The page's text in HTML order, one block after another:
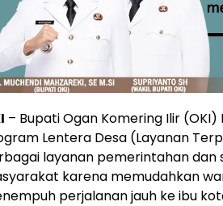
– Bupati Ogan Komering Ilir
Lentera Desa (Layanan
layanan pemerintahan dan
karena memudahkan
perjalanan jauh ke ibu